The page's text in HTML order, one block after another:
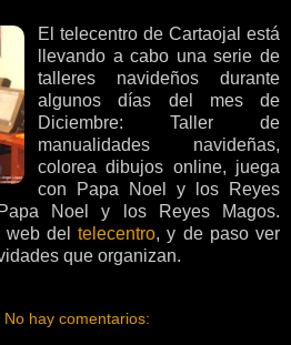
El telecentro de Cartaojal está
llevando a cabo una serie de
talleres navideños durante
algunos días del mes de
Diciembre: Taller de
manualidades navideñas,
colorea dibujos online, juega
con Papa Noel y los Reyes
Noel y los Reyes Magos.
web deltelecentro, y de paso ver
que organizan.
No hay comentarios: